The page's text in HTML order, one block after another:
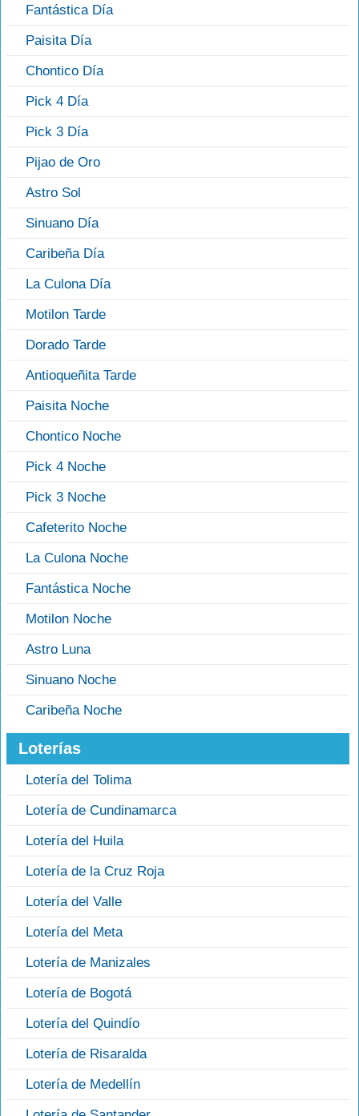
Fantástica Día
Paisita Día
Chontico Día
Pick 4 Día
Pick 3 Día
Pijao de Oro
Astro Sol
Sinuano Día
Caribeña Día
La Culona Día
Motilon Tarde
Dorado Tarde
Antioqueñita Tarde
Paisita Noche
Chontico Noche
Pick 4 Noche
Pick 3 Noche
Cafeterito Noche
La Culona Noche
Fantástica Noche
Motilon Noche
Astro Luna
Sinuano Noche
Caribeña Noche
Loterías
Lotería del Tolima
Lotería de Cundinamarca
Lotería del Huila
Lotería de la Cruz Roja
Lotería del Valle
Lotería del Meta
Lotería de Manizales
Lotería de Bogotá
Lotería del Quindío
Lotería de Risaralda
Lotería de Medellín